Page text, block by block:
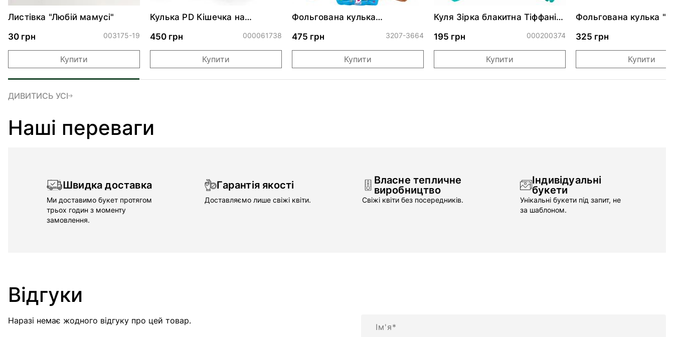
Листівка "Любій мамусі"
30 грн
003175-19
Купити
Кулька PD Кішечка на
450 грн
000061738
Купити
Фольгована кулька
475 грн
3207-3664
Купити
Куля Зірка блакитна Тіффані
195 грн
000200374
Купити
Фольгована кулька
325 грн
Купити
ДИВИТИСЬ УСІ
Наші переваги
Швидка доставка
Ми доставимо букет протягом
трьох годин з моменту
замовлення.
Гарантія якості
Доставляємо лише свіжі квіти.
Власне тепличне
виробництво
Свіжі квіти без посередників.
Індивідуальні
букети
Унікальні букети під запит, не
за шаблоном.
Відгуки
Наразі немає жодного відгуку про цей товар.